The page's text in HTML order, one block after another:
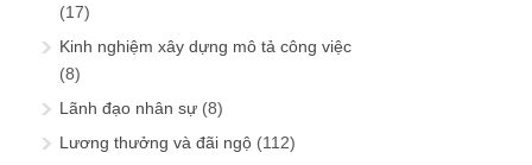
(17)
Kinh nghiệm xây dựng mô tả công việc
(8)
Lãnh đạo nhân sự (8)
Lương thưởng và đãi ngộ (112)